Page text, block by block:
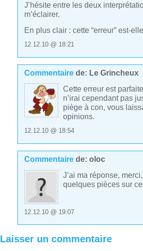
J’hésite entre les deux
m’éclairer.
En plus clair : cette “erreur” est-
12.12.10 @ 18:21
Commentairede: Le Grincheux
Cette erreur est
n’irai cependant pas
piège à con, vous
opinions.
12.12.10 @ 18:54
Commentairede: oloc
J’ai ma réponse,
quelques pièces sur
12.12.10 @ 19:07
Laisser un commentaire